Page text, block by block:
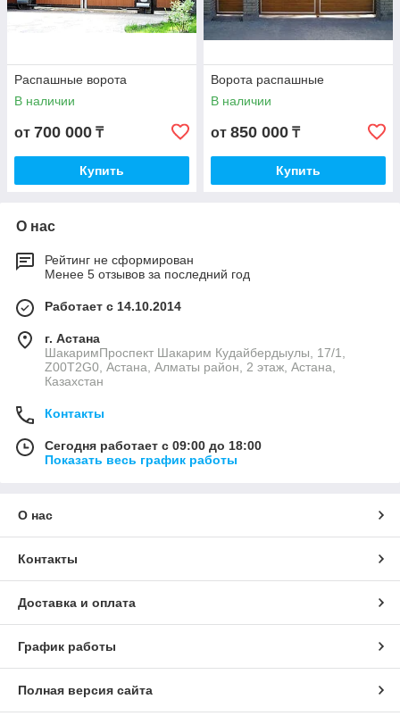
Распашные ворота
В наличии
от 700 000 ₸
Купить
Ворота распашные
В наличии
от 850 000 ₸
Купить
О нас
Рейтинг не сформирован
Менее 5 отзывов за последний год
Работает с 14.10.2014
г. Астана
ШакаримПроспект Шакарим Кудайбердыулы, 17/1,
Z00T2G0, Астана, Алматы район, 2 этаж, Астана,
Казахстан
Контакты
Сегодня работает с 09:00 до 18:00
Показать весь график работы
О нас
Контакты
Доставка и оплата
График работы
Полная версия сайта